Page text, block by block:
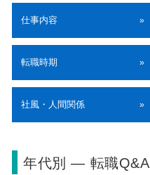
仕事内容 »
転職時期 »
社風・人間関係 »
年代別 ― 転職Q&A